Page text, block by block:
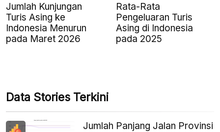
Jumlah Kunjungan
Turis Asing ke
Indonesia Menurun
pada Maret 2026
Rata-Rata
Pengeluaran Turis
Asing di Indonesia
pada 2025
Data Stories Terkini
Jumlah Panjang Jalan Provinsi